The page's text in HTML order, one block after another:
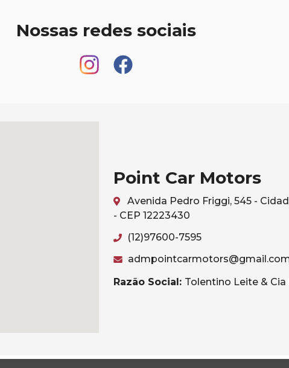
Nossas redes sociais
Point Car Motors
Avenida Pedro Friggi, 545 -
- CEP 12223430
(12)97600-7595
Razão Social: Tolentino Leite & Cia